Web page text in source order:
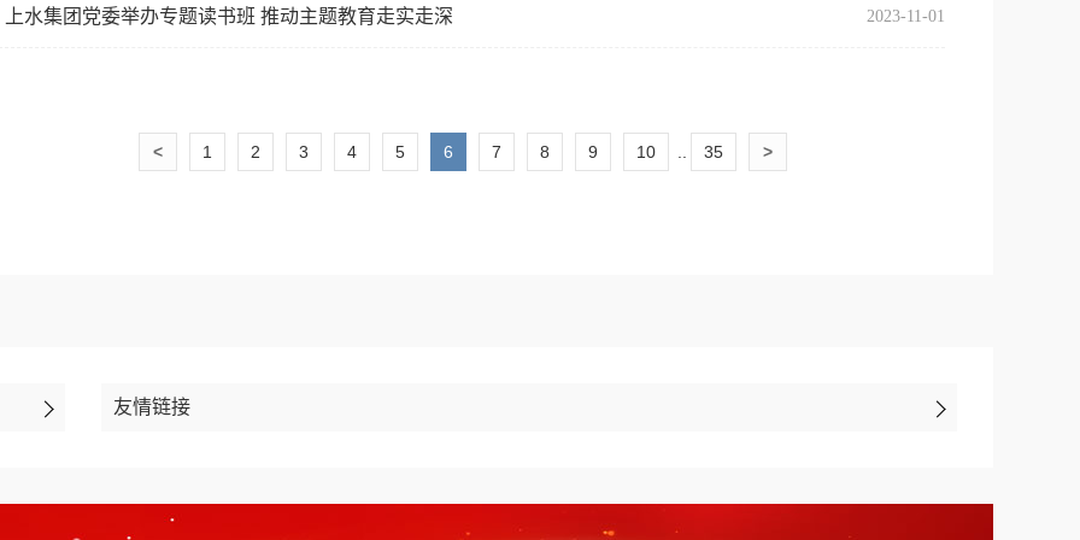
上水集团党委举办专题读书班 推动主题教育走实走深 2023-11-01
< 1 2 3 4 5 6 7 8 9 10 35 >
友情链接